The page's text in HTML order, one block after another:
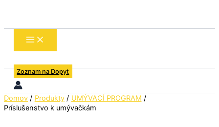
obsah
Zoznam na Dopyt
Domov Produkty
UMÝVACÍ PROGRAM
Príslušenstvo k umývačkám